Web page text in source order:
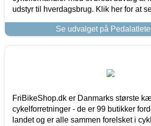
udstyr til hverdagsbrug. Klik her for at
Se udvalget på
FriBikeShop.dk er Danmarks største
cykelforretninger - de er 99 butikker
landet og er alle sammen forelsket i